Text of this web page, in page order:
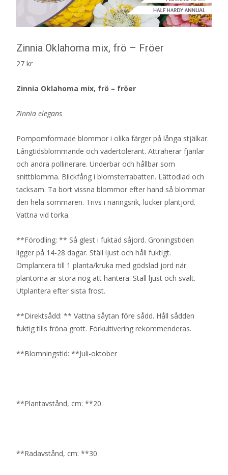
Zinnia Oklahoma mix, frö – Fröer
27 kr
Zinnia Oklahoma mix, frö – fröer
Zinnia elegans
Pompomformade blommor i olika färger på långa stjälkar.
Långtidsblommande och vädertolerant. Attraherar fjärilar
och andra pollinerare. Underbar och hållbar som
snittblomma. Blickfång i blomsterrabatten. Lättodlad och
tacksam. Ta bort vissna blommor efter hand så blommar
den hela sommaren. Trivs i näringsrik, lucker plantjord.
Vattna vid torka.
**Förodling: ** Så glest i fuktad såjord. Groningstiden
ligger på 14-28 dagar. Ställ ljust och håll fuktigt.
Omplantera till 1 planta/kruka med gödslad jord när
plantorna är stora nog att hantera. Ställ ljust och svalt.
Utplantera efter sista frost.
**Direktsådd: ** Vattna såytan före sådd. Håll sådden
fuktig tills fröna grott. Förkultivering rekommenderas.
**Blomningstid: **Juli-oktober
**Plantavstånd, cm: **20
**Radavstånd, cm: **30